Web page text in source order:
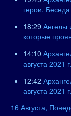
герои.
18:29 Ангелы
которые
14:10
августа 2021
12:42
августа 2021
16 Августа,